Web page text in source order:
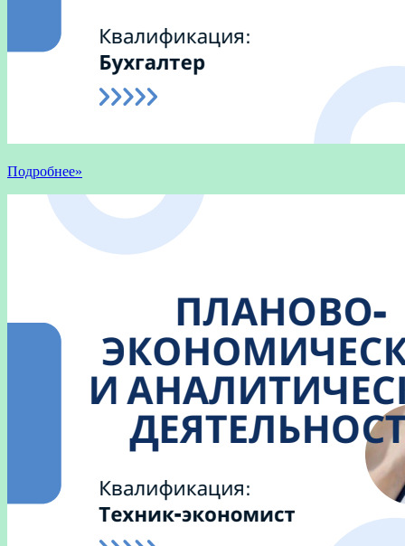
Подробнее»